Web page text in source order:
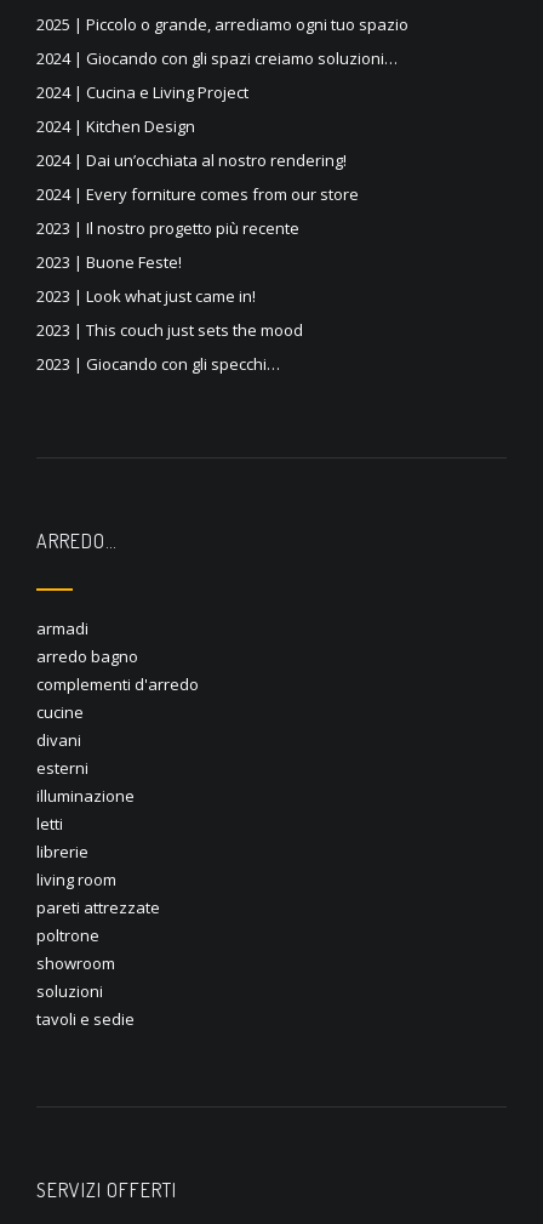
2025 | Piccolo o grande, arrediamo ogni tuo spazio
2024 | Giocando con gli spazi creiamo soluzioni…
2024 | Cucina e Living Project
2024 | Kitchen Design
2024 | Dai un’occhiata al nostro rendering!
2024 | Every forniture comes from our store
2023 | Il nostro progetto più recente
2023 | Buone Feste!
2023 | Look what just came in!
2023 | This couch just sets the mood
2023 | Giocando con gli specchi…
ARREDO…
armadi
arredo bagno
complementi d'arredo
cucine
divani
esterni
illuminazione
letti
librerie
living room
pareti attrezzate
poltrone
showroom
soluzioni
tavoli e sedie
SERVIZI OFFERTI